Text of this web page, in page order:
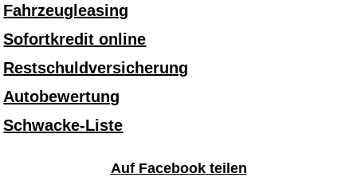
Fahrzeugleasing
Sofortkredit online
Restschuldversicherung
Autobewertung
Schwacke-Liste
Auf Facebook teilen